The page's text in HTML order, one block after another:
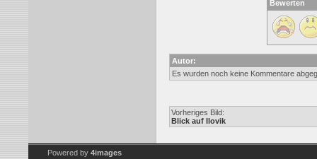
Bewerten
Autor:
Es wurden noch keine Kommentare
Vorheriges Bild:
Blick auf Ilovik
Powered by 4images